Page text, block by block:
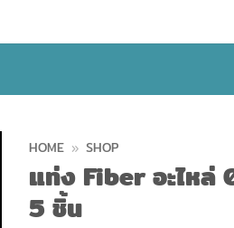
HOME » SHOP
แท่ง Fiber อะไหล่
5 ชิ้น